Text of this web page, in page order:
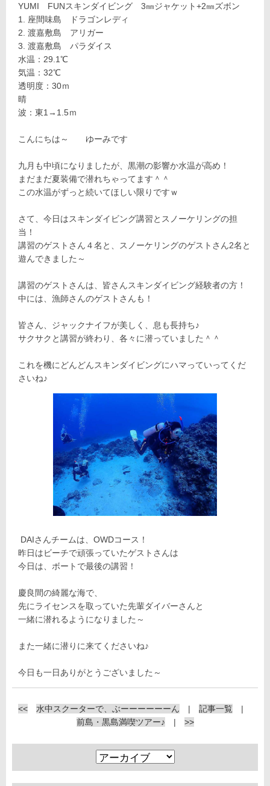
YUMI FUNスキンダイビング 3㎜ジャケット+2㎜ズボン
座間味島 ドラゴンレディ
渡嘉敷島 アリガー
渡嘉敷島 パラダイス
水温：29.1℃
気温：32℃
透明度：30ｍ
晴
波：東1→1.5ｍ
こんにちは～ ゆーみです
九月も中頃になりましたが、黒潮の影響か水温が高め！
まだまだ夏装備で潜れちゃってます＾＾
この水温がずっと続いてほしい限りですｗ
さて、今日はスキンダイビング講習とスノーケリングの担
当！
講習のゲストさん４名と、スノーケリングのゲストさん2名と
遊んできました～
講習のゲストさんは、皆さんスキンダイビング経験者の方！
中には、漁師さんのゲストさんも！
皆さん、ジャックナイフが美しく、息も長持ち♪
サクサクと講習が終わり、各々に潜っていました＾＾
これを機にどんどんスキンダイビングにハマっていってくだ
さいね♪
DAIさんチームは、OWDコース！
昨日はビーチで頑張っていたゲストさんは
今日は、ボートで最後の講習！
慶良間の綺麗な海で、
先にライセンスを取っていた先輩ダイバーさんと
一緒に潜れるようになりました～
また一緒に潜りに来てくださいね♪
今日も一日ありがとうございました～
<< 水中スクーターで、ぶーーーーーーん | 記事一覧 |
前島・黒島満喫ツアー♪ | >>